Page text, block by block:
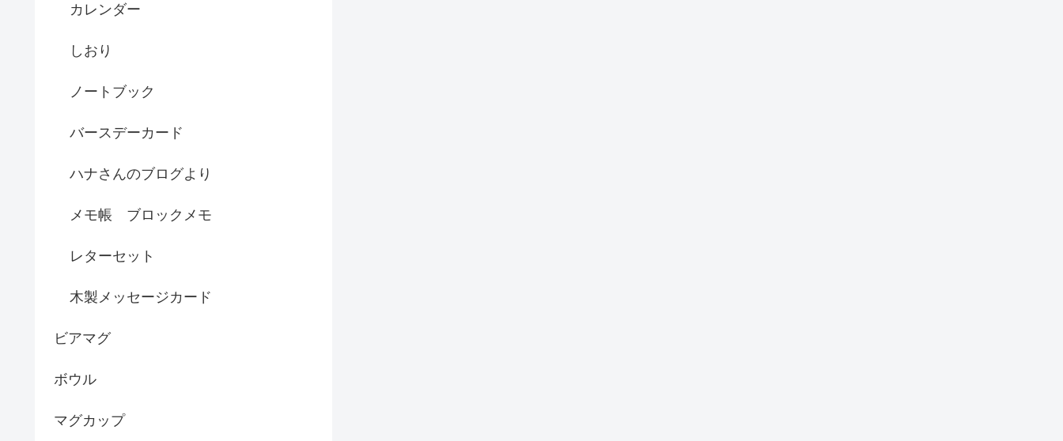
カレンダー
しおり
ノートブック
バースデーカード
ハナさんのブログより
メモ帳 ブロックメモ
レターセット
木製メッセージカード
ビアマグ
ボウル
マグカップ